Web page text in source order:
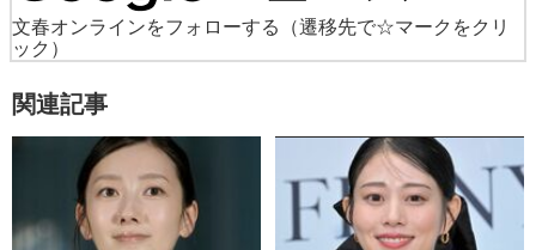
文春オンラインをフォローする
（遷移先で☆マークをクリ
ック）
関連記事